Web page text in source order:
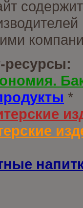
ресурсы:
*